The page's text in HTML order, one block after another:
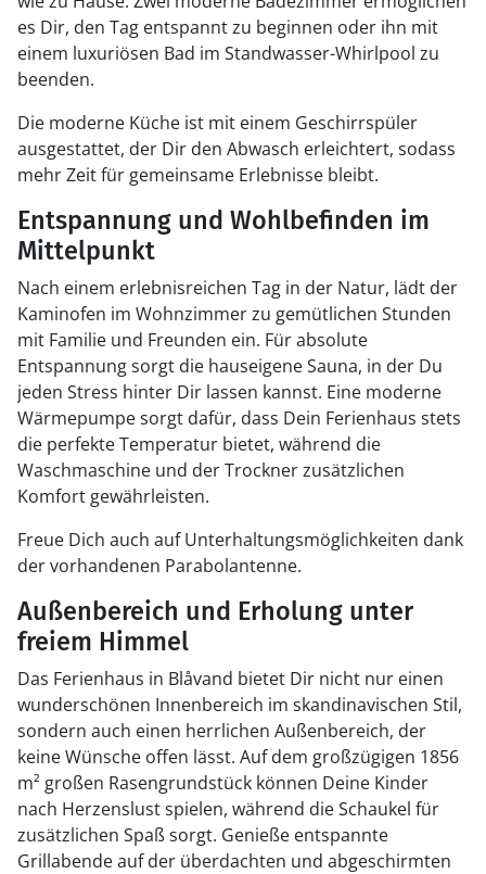
es Dir, den Tag entspannt zu beginnen oder ihn mit
einem luxuriösen Bad im Standwasser-Whirlpool zu
beenden.
Die moderne Küche ist mit einem Geschirrspüler
ausgestattet, der Dir den Abwasch erleichtert, sodass
mehr Zeit für gemeinsame Erlebnisse bleibt.
Entspannung und Wohlbefinden im
Mittelpunkt
Nach einem erlebnisreichen Tag in der Natur, lädt der
Kaminofen im Wohnzimmer zu gemütlichen Stunden
mit Familie und Freunden ein. Für absolute
Entspannung sorgt die hauseigene Sauna, in der Du
jeden Stress hinter Dir lassen kannst. Eine moderne
Wärmepumpe sorgt dafür, dass Dein Ferienhaus stets
die perfekte Temperatur bietet, während die
Waschmaschine und der Trockner zusätzlichen
Komfort gewährleisten.
Freue Dich auch auf Unterhaltungsmöglichkeiten dank
der vorhandenen Parabolantenne.
Außenbereich und Erholung unter
freiem Himmel
Das Ferienhaus in Blåvand bietet Dir nicht nur einen
wunderschönen Innenbereich im skandinavischen Stil,
sondern auch einen herrlichen Außenbereich, der
keine Wünsche offen lässt. Auf dem großzügigen 1856
m² großen Rasengrundstück können Deine Kinder
nach Herzenslust spielen, während die Schaukel für
zusätzlichen Spaß sorgt. Genieße entspannte
Grillabende auf der überdachten und abgeschirmten